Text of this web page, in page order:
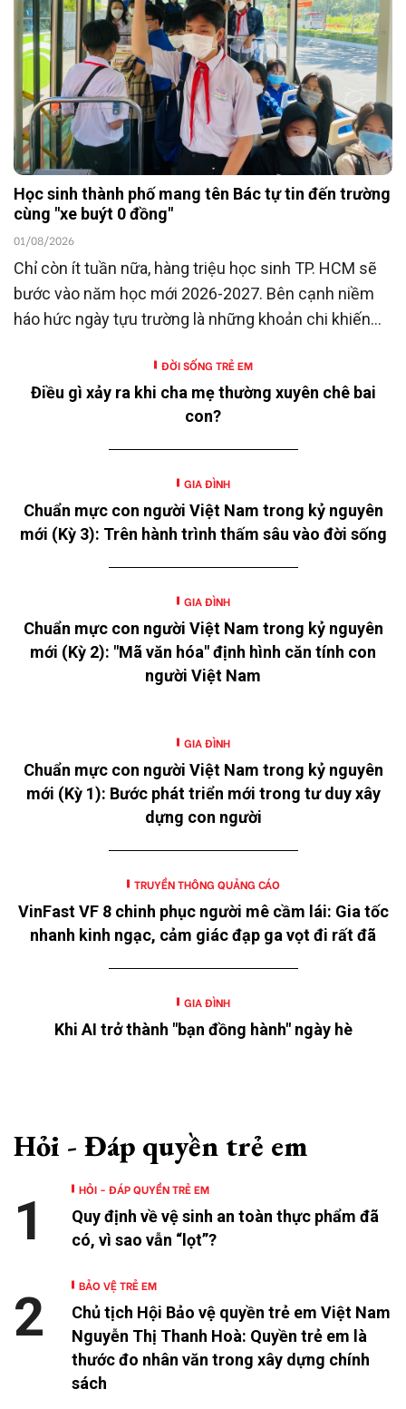
Học sinh thành phố mang tên Bác tự tin đến trường
cùng "xe buýt 0 đồng"
01/08/2026
Chỉ còn ít tuần nữa, hàng triệu học sinh TP. HCM sẽ
bước vào năm học mới 2026-2027. Bên cạnh niềm
háo hức ngày tựu trường là những khoản chi khiến
ĐỜI SỐNG TRẺ EM
Điều gì xảy ra khi cha mẹ thường xuyên chê bai
con?
GIA ĐÌNH
Chuẩn mực con người Việt Nam trong kỷ nguyên
mới (Kỳ 3): Trên hành trình thấm sâu vào đời sống
GIA ĐÌNH
Chuẩn mực con người Việt Nam trong kỷ nguyên
mới (Kỳ 2): "Mã văn hóa" định hình căn tính con
người Việt Nam
GIA ĐÌNH
Chuẩn mực con người Việt Nam trong kỷ nguyên
mới (Kỳ 1): Bước phát triển mới trong tư duy xây
dựng con người
TRUYỀN THÔNG QUẢNG CÁO
VinFast VF 8 chinh phục người mê cầm lái: Gia tốc
nhanh kinh ngạc, cảm giác đạp ga vọt đi rất đã
GIA ĐÌNH
Khi AI trở thành "bạn đồng hành" ngày hè
Hỏi - Đáp quyền trẻ em
HỎI - ĐÁP QUYỀN TRẺ EM
Quy định về vệ sinh an toàn thực phẩm đã
có, vì sao vẫn “lọt”?
1
BẢO VỆ TRẺ EM
Chủ tịch Hội Bảo vệ quyền trẻ em Việt Nam
Nguyễn Thị Thanh Hoà: Quyền trẻ em là
thước đo nhân văn trong xây dựng chính
sách
2